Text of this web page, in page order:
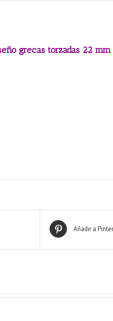
grecas torzadas 22
Añadir a